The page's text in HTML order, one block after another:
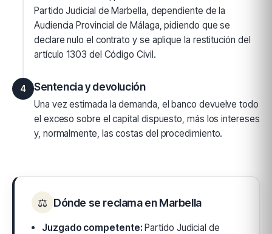
Partido Judicial de Marbella, dependiente de la
Audiencia Provincial de Málaga, pidiendo que se
declare nulo el contrato y se aplique la restitución del
artículo 1303 del Código Civil.
4 Sentencia y devolución
Una vez estimada la demanda, el banco devuelve todo
el exceso sobre el capital dispuesto, más los intereses
y, normalmente, las costas del procedimiento.
⚖ Dónde se reclama en Marbella
Juzgado competente: Partido Judicial de